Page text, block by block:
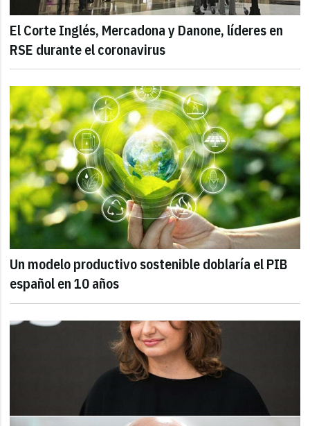
El Corte Inglés, Mercadona y Danone, líderes en
RSE durante el coronavirus
Un modelo productivo sostenible doblaría el PIB
español en 10 años